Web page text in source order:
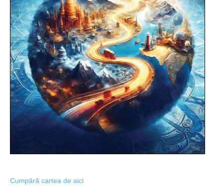
Cumpără cartea de aici